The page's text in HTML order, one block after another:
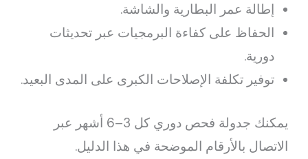
إطالة عمر البطارية والشاشة.
الحفاظ على كفاءة البرمجيات عبر تحديثات
دورية.
توفير تكلفة الإصلاحات الكبرى على المدى البعيد.
يمكنك جدولة فحص دوري كل 3–6 أشهر عبر
الاتصال بالأرقام الموضحة في هذا الدليل.